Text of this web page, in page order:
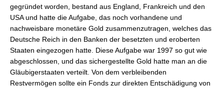
gegründet worden, bestand aus England, Frankreich und den
USA und hatte die Aufgabe, das noch vorhandene und
nachweisbare monetäre Gold zusammenzutragen, welches das
Deutsche Reich in den Banken der besetzten und eroberten
Staaten eingezogen hatte. Diese Aufgabe war 1997 so gut wie
abgeschlossen, und das sichergestellte Gold hatte man an die
Gläubigerstaaten verteilt. Von dem verbleibenden
Restvermögen sollte ein Fonds zur direkten Entschädigung von